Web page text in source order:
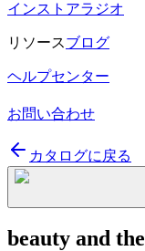
インストアラジオ
リソースブログ
ヘルプセンター
お問い合わせ
カタログに戻る
beauty and